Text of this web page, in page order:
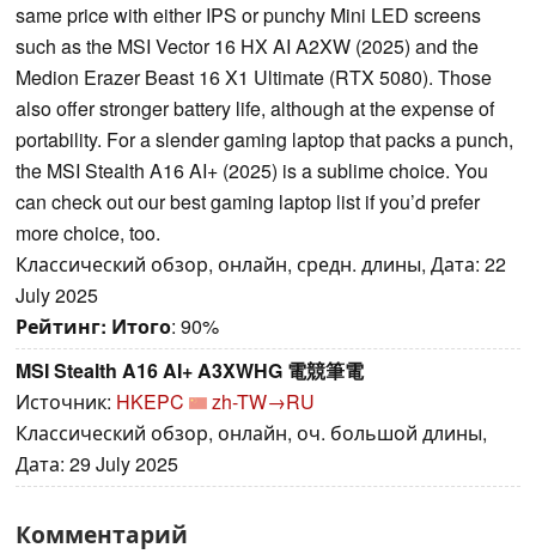
same price with either IPS or punchy Mini LED screens
such as the MSI Vector 16 HX AI A2XW (2025) and the
Medion Erazer Beast 16 X1 Ultimate (RTX 5080). Those
also offer stronger battery life, although at the expense of
portability. For a slender gaming laptop that packs a punch,
the MSI Stealth A16 AI+ (2025) is a sublime choice. You
can check out our best gaming laptop list if you’d prefer
more choice, too.
Классический обзор, онлайн, средн. длины, Дата: 22
July 2025
Рейтинг: Итого: 90%
MSI Stealth A16 AI+ A3XWHG 電競筆電
Источник: HKEPC
zh-TW→RU
Классический обзор, онлайн, оч. большой длины,
Дата: 29 July 2025
Комментарий